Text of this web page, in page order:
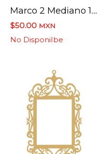
Marco 2 Mediano 18 X 23 Cms.
$50.00 MXN
No Disponilbe